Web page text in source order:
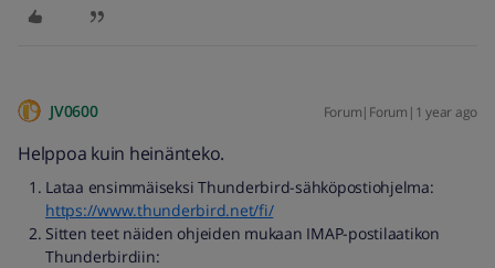
JV0600 Forum|Forum|1 year ago
Helppoa kuin heinänteko.
Lataa ensimmäiseksi Thunderbird-sähköpostiohjelma:
https://www.thunderbird.net/fi/
Sitten teet näiden ohjeiden mukaan IMAP-postilaatikon
Thunderbirdiin: